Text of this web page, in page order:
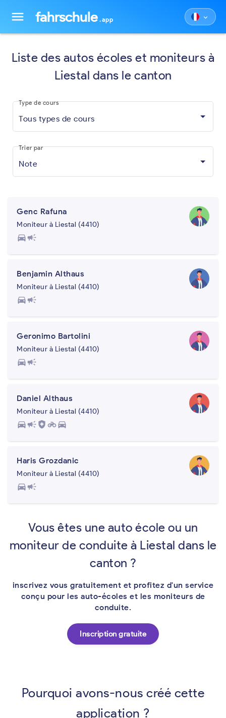
menu fahrschule .app keyboard_arrow_down
Liste des autos écoles et moniteurs à
Liestal dans le canton
Tous types de cours
Type de cours
Note
Trier par
Genc Rafuna
Moniteur à Liestal (4410)
directions_carcampaign
Benjamin Althaus
Moniteur à Liestal (4410)
directions_carcampaign
Geronimo Bartolini
Moniteur à Liestal (4410)
directions_carcampaign
Daniel Althaus
Moniteur à Liestal (4410)
directions_carcampaign health_and_safety motorcycledirections_car
Haris Grozdanic
Moniteur à Liestal (4410)
directions_carcampaign
Vous êtes une auto école ou un
moniteur de conduite à Liestal dans le
canton ?
inscrivez vous gratuitement et profitez d'un service
conçu pour les auto-écoles et les moniteurs de
conduite.
Inscription gratuite
Pourquoi avons-nous créé cette
application ?